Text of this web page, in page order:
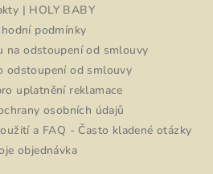
| HOLY BABY
podmínky
na odstoupení od smlouvy
odstoupení od smlouvy
uplatnění reklamace
osobních údajů
a FAQ - Často kladené otázky
objednávka